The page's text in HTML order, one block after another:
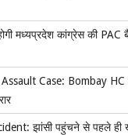
मध्यप्रदेश कांग्रेस की
Case: Bombay HC
झांसी पहुंचने से पहले ही